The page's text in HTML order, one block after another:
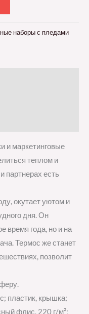
наборы с пледами
и маркетинговые
теплом и
партнерах есть
окутает уютом и
дня. Он
время года, но и на
Термос же станет
позволит
пластик, крышка;
флис, 220 г/м²;